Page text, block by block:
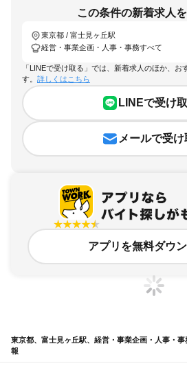
この条件の新着求人
東京都 / 富士見ヶ丘駅
経営・事業企画・人事・事務すべて
「LINEで受け取る」では、新着求人のほか、お
す。 詳しくはこちら
LINEで受け
メールで受け
アプリを無料ダウ
東京都、富士見ヶ丘駅、経営・事業企画・人事・
報